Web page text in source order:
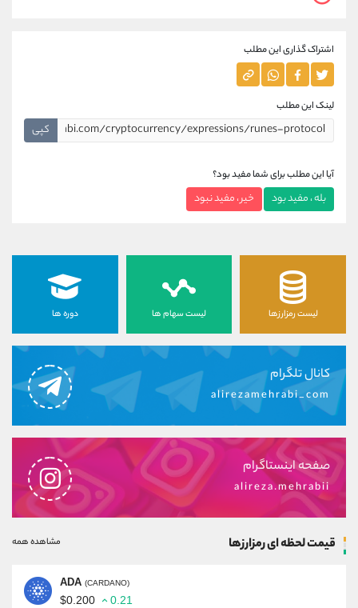
اشتراک گذاری این مطلب
لینک این مطلب
کپی
آیا این مطلب برای شما مفید بود؟
بله ، مفید بود خیر ، مفید نبود
لیست رمزارزها لیست سهام ها دوره ها
کانال تلگرام
alirezamehrabi_com
صفحه اینستاگرام
alireza.mehrabii
قیمت لحظه ای رمزارزها مشاهده همه
ADA (CARDANO)
$0.200 0.21